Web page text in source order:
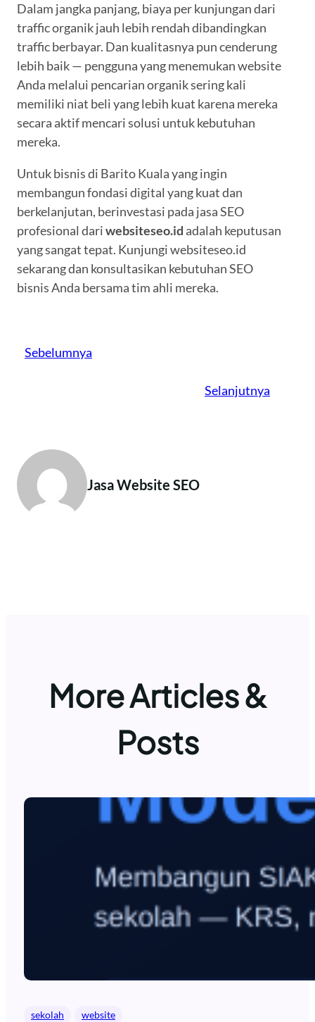
Dalam jangka panjang, biaya per kunjungan dari
traffic organik jauh lebih rendah dibandingkan
traffic berbayar. Dan kualitasnya pun cenderung
lebih baik — pengguna yang menemukan website
Anda melalui pencarian organik sering kali
memiliki niat beli yang lebih kuat karena mereka
secara aktif mencari solusi untuk kebutuhan
mereka.
Untuk bisnis di Barito Kuala yang ingin
membangun fondasi digital yang kuat dan
berkelanjutan, berinvestasi pada jasa SEO
profesional dariwebsiteseo.id adalah keputusan
yang sangat tepat. Kunjungi websiteseo.id
sekarang dan konsultasikan kebutuhan SEO
bisnis Anda bersama tim ahli mereka.
Sebelumnya
Selanjutnya
Jasa Website SEO
More Articles &
Posts
sekolah website